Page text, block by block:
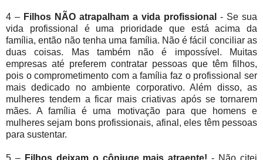
4 – Filhos NÃO atrapalham a vida profissional - Se sua
vida profissional é uma prioridade que está acima da
família, então não tenha uma família. Não é fácil conciliar as
duas coisas. Mas também não é impossível. Muitas
empresas até preferem contratar pessoas que têm filhos,
pois o comprometimento com a família faz o profissional ser
mais dedicado no ambiente corporativo. Além disso, as
mulheres tendem a ficar mais criativas após se tornarem
mães. A família é uma motivação para que homens e
mulheres sejam bons profissionais, afinal, eles têm pessoas
para sustentar.
5 – Filhos deixam o cônjuge mais atraente! - Não citei